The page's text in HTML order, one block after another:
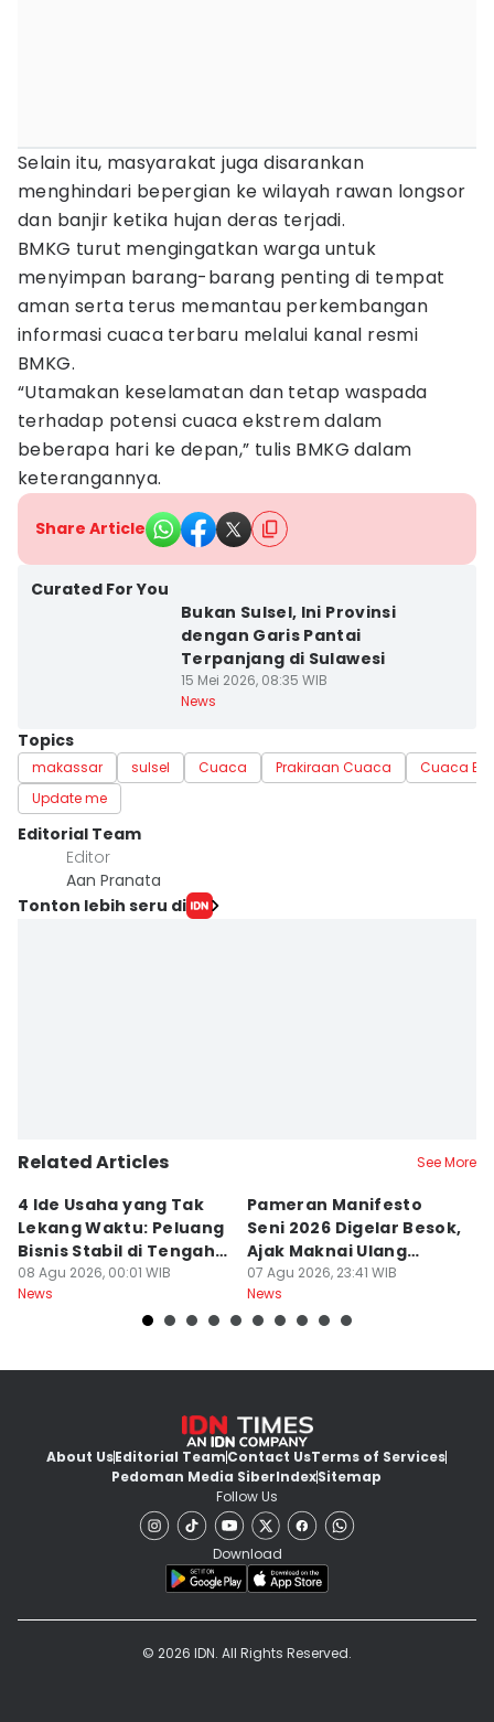
Selain itu, masyarakat juga disarankan
menghindari bepergian ke wilayah rawan longsor
dan banjir ketika hujan deras terjadi.
BMKG turut mengingatkan warga untuk
menyimpan barang-barang penting di tempat
aman serta terus memantau perkembangan
informasi cuaca terbaru melalui kanal resmi
BMKG.
“Utamakan keselamatan dan tetap waspada
terhadap potensi cuaca ekstrem dalam
beberapa hari ke depan,” tulis BMKG dalam
keterangannya.
Share Article
Curated For You
Bukan Sulsel, Ini Provinsi
dengan Garis Pantai
Terpanjang di Sulawesi
15 Mei 2026, 08:35 WIB
News
Topics
makassar sulsel Cuaca Prakiraan Cuaca
Cuaca
Update me
Editorial Team
Editor
Aan Pranata
Tonton lebih seru di
Related Articles See More
4 Ide Usaha yang Tak
Lekang Waktu: Peluang
Bisnis Stabil di Tengah
Perubahan
08 Agu 2026, 00:01 WIB
News
Pameran Manifesto
Seni 2026 Digelar Besok,
Ajak Maknai Ulang
Maritim
07 Agu 2026, 23:41 WIB
News
About UsEditorial TeamContact UsTerms of Services
Pedoman Media SiberIndexSitemap
Follow Us
Download
© 2026 IDN. All Rights Reserved.